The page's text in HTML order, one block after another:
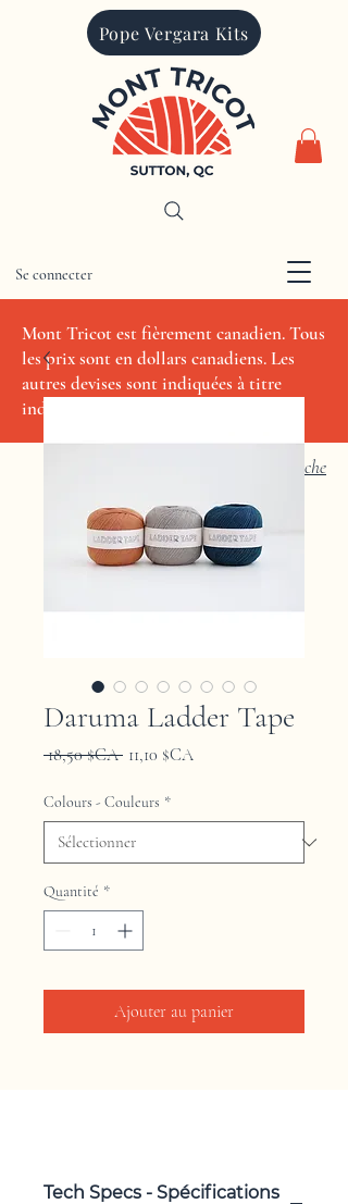
Pope Vergara Kits
CAD (C$)
Mont Tricot est fièrement canadien. Tous
les prix sont en dollars canadiens. Les
autres devises sont indiquées à titre
indicatif seulement.
Se connecter
Recherche
Daruma Ladder Tape
18,50 $CA Prix
11,10 $CAPrix
Colours - Couleurs *
Quantité *
Ajouter au panier
Tech Specs - Spécifications